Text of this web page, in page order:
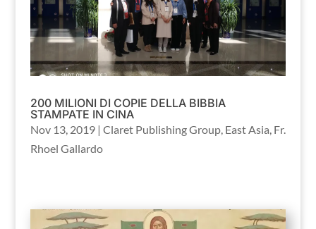
200 MILIONI DI COPIE DELLA BIBBIA
STAMPATE IN CINA
Nov 13, 2019| Claret Publishing Group, East Asia, Fr.
Rhoel Gallardo